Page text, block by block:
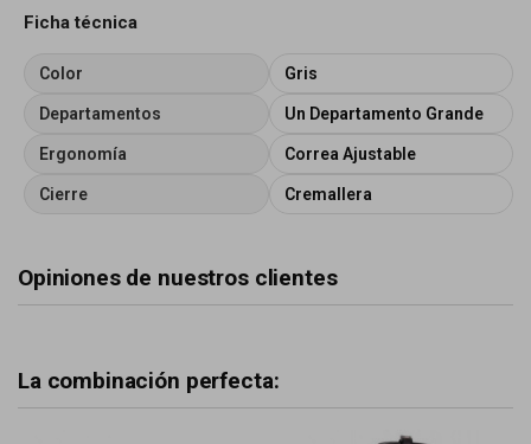
Ficha técnica
Color Gris
Departamentos Un Departamento Grande
Ergonomía Correa Ajustable
Cierre Cremallera
Opiniones de nuestros clientes
La combinación perfecta: